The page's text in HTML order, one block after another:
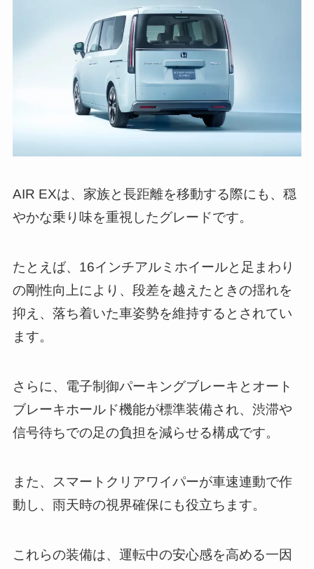
AIR EXは、家族と長距離を移動する際にも、穏
やかな乗り味を重視したグレードです。
たとえば、16インチアルミホイールと足まわり
の剛性向上により、段差を越えたときの揺れを
抑え、落ち着いた車姿勢を維持するとされてい
ます。
さらに、電子制御パーキングブレーキとオート
ブレーキホールド機能が標準装備され、渋滞や
信号待ちでの足の負担を減らせる構成です。
また、スマートクリアワイパーが車速連動で作
動し、雨天時の視界確保にも役立ちます。
これらの装備は、運転中の安心感を高める一因